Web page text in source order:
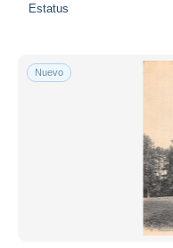
Estatus
Nuevo